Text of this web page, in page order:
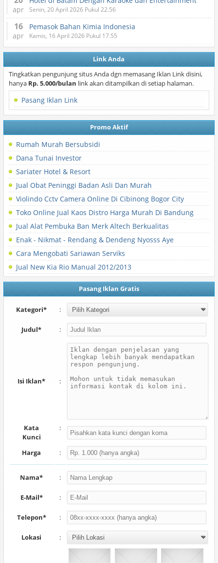
apr Senin, 20 April 2026 Pukul 22.56
16
apr
Pemasok Bahan Kimia Indonesia
Kamis, 16 April 2026 Pukul 17.55
Link Anda
Tingkatkan pengunjung situs Anda dgn memasang Iklan Link disini,
hanya Rp. 5.000/bulan link akan ditampilkan di setiap halaman.
Pasang Iklan Link
Promo Aktif
Rumah Murah Bersubsidi
Dana Tunai Investor
Sariater Hotel & Resort
Jual Obat Peninggi Badan Asli Dan Murah
Violindo Cctv Camera Online Di Cibinong Bogor City
Toko Online Jual Kaos Distro Harga Murah Di Bandung
Jual Alat Pembuka Ban Merk Altech Berkualitas
Enak - Nikmat - Rendang & Dendeng Nyosss Aye
Cara Mengobati Sariawan Serviks
Jual New Kia Rio Manual 2012/2013
Pasang Iklan Gratis
Kategori* :
Judul* :
Isi Iklan* :
Kata
Kunci
:
Harga :
Nama* :
E-Mail* :
Telepon* :
Lokasi :